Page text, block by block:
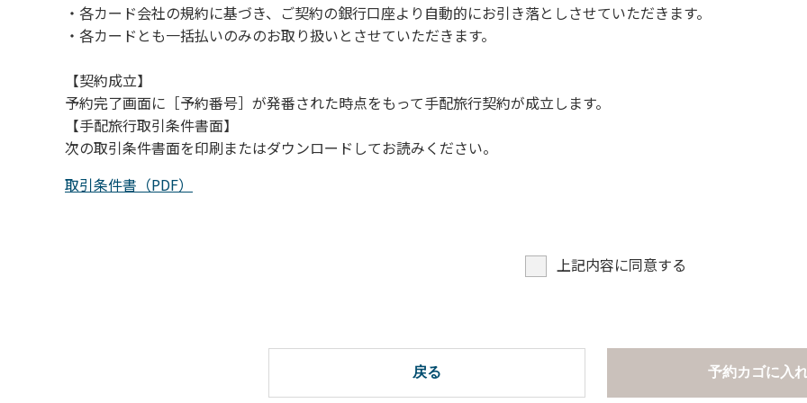
（４）キャンプ場の管理者や地元住民から川についての注意や警告があった場合は素直に耳を傾け、指示に従
・各カード会社の規約に基づき、ご契約の銀行口座より自動的にお引き落としさせていただきます。
・各カードとも一括払いのみのお取り扱いとさせていただきます。
【契約成立】
予約完了画面に［予約番号］が発番された時点をもって手配旅行契約が成立します。
【手配旅行取引条件書面】
次の取引条件書面を印刷またはダウンロードしてお読みください。
取引条件書（PDF）
上記内容に同意する
戻る 予約カゴに入